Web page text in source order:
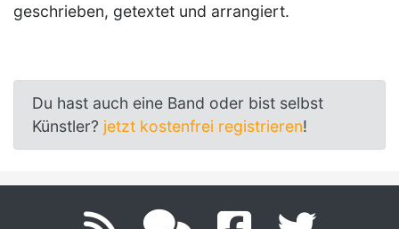
geschrieben, getextet und arrangiert.
Du hast auch eine Band oder bist selbst
Künstler? jetzt kostenfrei registrieren!